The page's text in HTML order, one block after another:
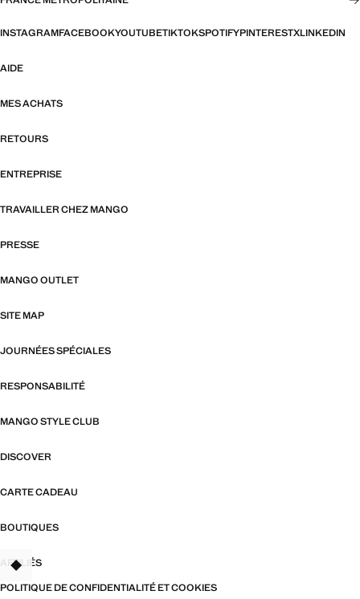
INSTAGRAMFACEBOOKYOUTUBETIKTOKSPOTIFYPINTERESTXLINKEDIN
AIDE
MES ACHATS
RETOURS
ENTREPRISE
TRAVAILLER CHEZ MANGO
PRESSE
MANGO OUTLET
SITE MAP
JOURNÉES SPÉCIALES
RESPONSABILITÉ
MANGO STYLE CLUB
DISCOVER
CARTE CADEAU
BOUTIQUES
AFFILIÉS
POLITIQUE DE CONFIDENTIALITÉ ET COOKIES